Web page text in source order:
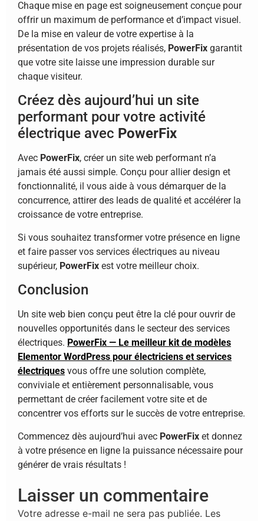
Chaque mise en page est soigneusement conçue pour
offrir un maximum de performance et d’impact visuel.
De la mise en valeur de votre expertise à la
présentation de vos projets réalisés, PowerFix garantit
que votre site laisse une impression durable sur
chaque visiteur.
Créez dès aujourd’hui un site
performant pour votre activité
électrique avec PowerFix
Avec PowerFix, créer un site web performant n’a
jamais été aussi simple. Conçu pour allier design et
fonctionnalité, il vous aide à vous démarquer de la
concurrence, attirer des leads de qualité et accélérer la
croissance de votre entreprise.
Si vous souhaitez transformer votre présence en ligne
et faire passer vos services électriques au niveau
supérieur, PowerFix est votre meilleur choix.
Conclusion
Un site web bien conçu peut être la clé pour ouvrir de
nouvelles opportunités dans le secteur des services
électriques. PowerFix — Le meilleur kit de modèles
Elementor WordPress pour électriciens et services
électriques vous offre une solution complète,
conviviale et entièrement personnalisable, vous
permettant de créer facilement votre site et de
concentrer vos efforts sur le succès de votre entreprise.
Commencez dès aujourd’hui avec PowerFix et donnez
à votre présence en ligne la puissance nécessaire pour
générer de vrais résultats !
Laisser un commentaire
Votre adresse e-mail ne sera pas publiée. Les